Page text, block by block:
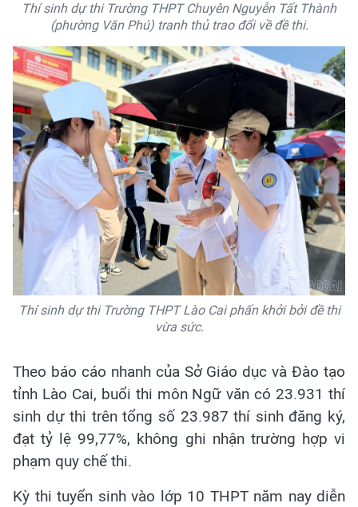
Thí sinh dự thi Trường THPT Chuyên Nguyễn Tất Thành
(phường Văn Phú) tranh thủ trao đổi về đề thi.
Thí sinh dự thi Trường THPT Lào Cai phấn khởi bởi đề thi
vừa sức.
Theo báo cáo nhanh của Sở Giáo dục và Đào tạo
tỉnh Lào Cai, buổi thi môn Ngữ văn có 23.931 thí
sinh dự thi trên tổng số 23.987 thí sinh đăng ký,
đạt tỷ lệ 99,77%, không ghi nhận trường hợp vi
phạm quy chế thi.
Kỳ thi tuyển sinh vào lớp 10 THPT năm nay diễn